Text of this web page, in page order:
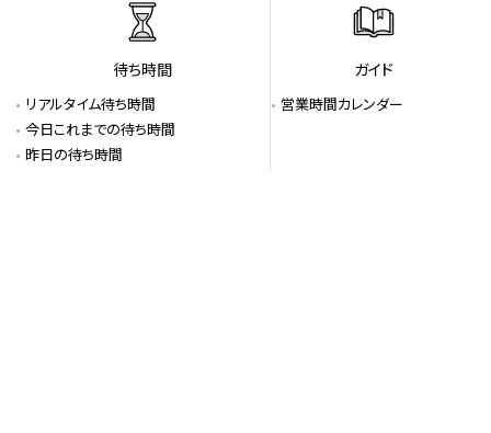
シートレイン
島内周遊バス
待ち時間
リアルタイム待ち時間
今日これまでの待ち時間
昨日の待ち時間
ガイド
営業時間カレンダー